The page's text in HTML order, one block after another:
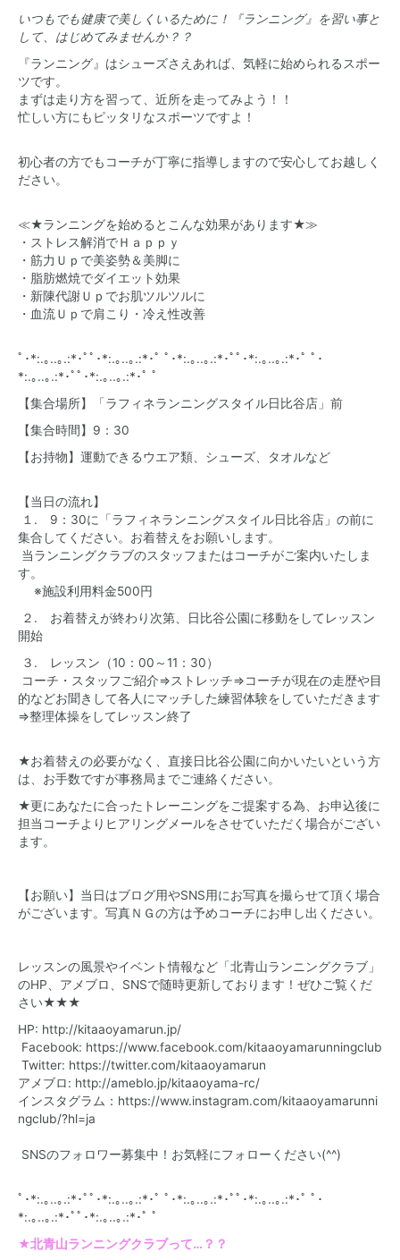
いつもでも健康で美しくいるために！『ランニング』を習い事と
して、はじめてみませんか？？
『ランニング』はシューズさえあれば、気軽に始められるスポー
ツです。
まずは走り方を習って、近所を走ってみよう！！
忙しい方にもピッタリなスポーツですよ！
初心者の方でもコーチが丁寧に指導しますので安心してお越しく
ださい。
≪★ランニングを始めるとこんな効果があります★≫
・ストレス解消でＨａｐｐｙ
・筋力Ｕｐで美姿勢＆美脚に
・脂肪燃焼でダイエット効果
・新陳代謝Ｕｐでお肌ツルツルに
・血流Ｕｐで肩こり・冷え性改善
ﾟ･*:.｡..｡.:*･ﾟﾟ･*:.｡..｡.:*･ﾟ ﾟ･*:.｡..｡.:*･ﾟﾟ･*:.｡..｡.:*･ﾟ ﾟ･
*:.｡..｡.:*･ﾟﾟ･*:.｡..｡.:*･ﾟ ﾟ
【集合場所】「ラフィネランニングスタイル日比谷店 」前
【集合時間】9：30
【お持物】運動できるウエア類、シューズ、タオルなど
【当日の流れ】
１. 9：30に「ラフィネランニングスタイル日比谷店」の前に
集合してください。お着替えをお願いします。
当ランニングクラブのスタッフまたはコーチがご案内いたしま
す。
※施設利用料金500円
２. お着替えが終わり次第、日比谷公園に移動をしてレッスン
開始
３. レッスン（10：00～11：30）
コーチ・スタッフご紹介⇒ストレッチ⇒コーチが現在の走歴や目
的などお聞きして各人にマッチした練習体験をしていただきます
⇒整理体操をしてレッスン終了
★お着替えの必要がなく、直接日比谷公園に向かいたいという方
は、お手数ですが事務局までご連絡ください。
★更にあなたに合ったトレーニングをご提案する為、お申込後に
担当コーチよりヒアリングメールをさせていただく場合がござい
ます。
【お願い】当日はブログ用やSNS用にお写真を撮らせて頂く場合
がございます。写真ＮＧの方は予めコーチにお申し出ください。
レッスンの風景やイベント情報など「北青山ランニングクラブ」
のHP、アメブロ、SNSで随時更新しております！ぜひご覧くだ
さい★★★
HP: http://kitaaoyamarun.jp/
Facebook: https://www.facebook.com/kitaaoyamarunningclub
Twitter: https://twitter.com/kitaaoyamarun
アメブロ: http://ameblo.jp/kitaaoyama-rc/
インスタグラム： https://www.instagram.com/kitaaoyamarunni
ngclub/?hl=ja
SNSのフォロワー募集中！お気軽にフォローください(^^)
ﾟ･*:.｡..｡.:*･ﾟﾟ･*:.｡..｡.:*･ﾟ ﾟ･*:.｡..｡.:*･ﾟﾟ･*:.｡..｡.:*･ﾟ ﾟ･
*:.｡..｡.:*･ﾟﾟ･*:.｡..｡.:*･ﾟ ﾟ
★北青山ランニングクラブって…？？